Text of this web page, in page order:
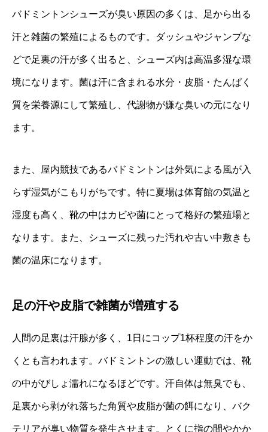
バドミントンシューズが臭い原因の多くは、足から出る
汗と雑菌の繁殖によるものです。ダッシュやジャンプな
どで足裏の汗が多く出ると、シューズ内は高温多湿な環
境になります。菌は汗に含まれる水分・皮脂・たんぱく
質を栄養源にして繁殖し、代謝物が嫌な臭いの元になり
ます。
また、屋内競技であるバドミントンは外気による風が入
らず湿気がこもりがちです。特に夏場は体育館の気温と
湿度も高く、靴の中はカビや菌にとって格好の繁殖場と
なります。また、シューズに残った汚れや古い中敷きも
菌の温床になります。
足の汗や皮脂で雑菌が増殖する
人間の足裏は汗腺が多く、1日にコップ1杯程度の汗をか
くとも言われます。バドミントンの激しい運動では、靴
の中がびしょ濡れになるほどです。汗自体は無臭でも、
足裏から剥がれ落ちた角質や皮脂が菌の餌になり、バク
テリアが臭い物質を発生させます。とくに指の間やかか